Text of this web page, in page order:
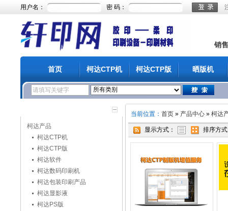
用户名： 密 码：
销
首页 柯达CTP机 柯达CTP版 晒版机
柯达产品
柯达CTP机
柯达CTP版
柯达软件
柯达数码印刷机
柯达包装印刷产品
柯达显影液
柯达PS版
当前位置： 首页 » 产品中心 » 柯达
显示方式： 排序方